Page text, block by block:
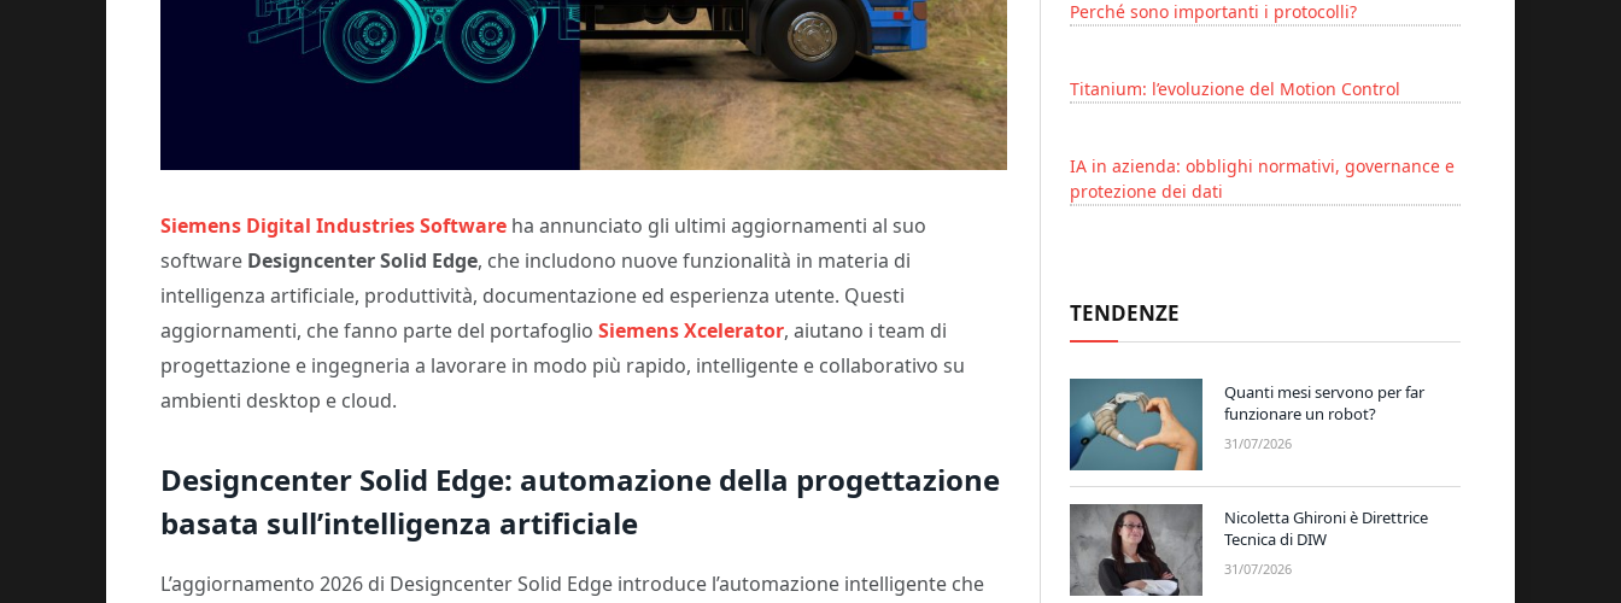
Siemens Digital Industries Software ha annunciato gli ultimi aggiornamenti al suo
software Designcenter Solid Edge, che includono nuove funzionalità in materia di
intelligenza artificiale, produttività, documentazione ed esperienza utente. Questi
aggiornamenti, che fanno parte del portafoglio Siemens Xcelerator, aiutano i team di
progettazione e ingegneria a lavorare in modo più rapido, intelligente e collaborativo su
ambienti desktop e cloud.
Designcenter Solid Edge: automazione della progettazione
basata sull’intelligenza artificiale
L’aggiornamento 2026 di Designcenter Solid Edge introduce l’automazione intelligente che
Perché sono importanti i protocolli?
Titanium: l’evoluzione del Motion Control
IA in azienda: obblighi normativi, governance e
protezione dei dati
TENDENZE
Quanti mesi servono per far
funzionare un robot?
31/07/2026
Nicoletta Ghironi è Direttrice
Tecnica di DIW
31/07/2026